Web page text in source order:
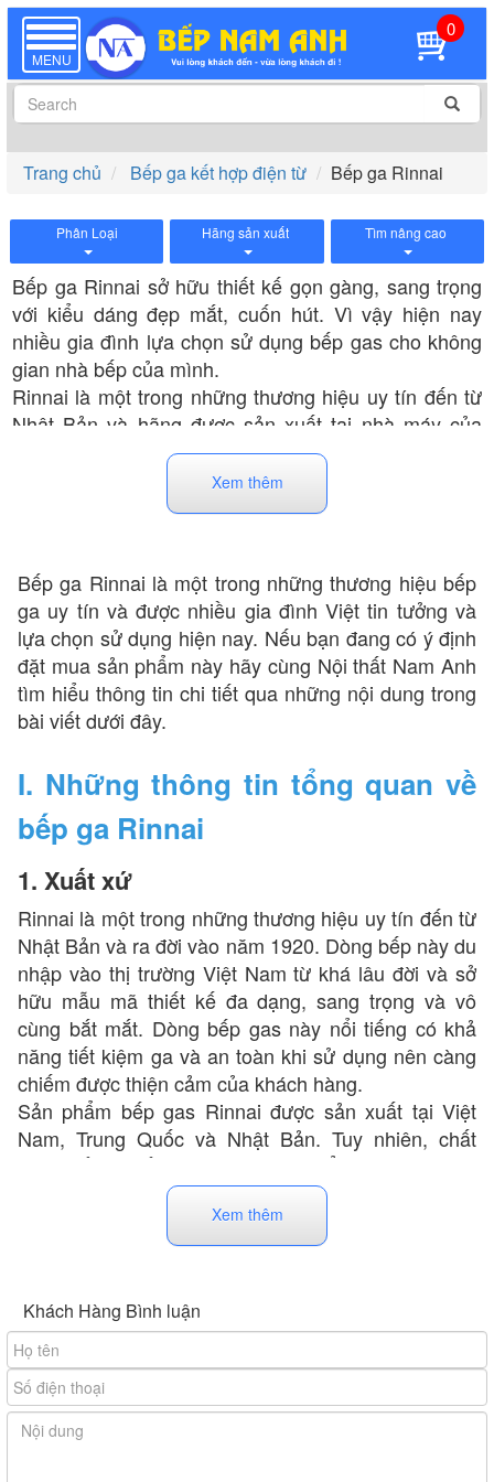
TOGGLE
NAVIGATION
MENU
0
Trang chủ Bếp ga kết hợp điện từ Bếp ga Rinnai
Phân Loại Hãng sản xuất Tìm nâng cao
Bếp ga Rinnai sở hữu thiết kế gọn gàng, sang trọng
với kiểu dáng đẹp mắt, cuốn hút. Vì vậy hiện nay
nhiều gia đình lựa chọn sử dụng bếp gas cho không
gian nhà bếp của mình.
Rinnai là một trong những thương hiệu uy tín đến từ
Nhật Bản và hãng được sản xuất tại nhà máy của
Việt Nam, Trung Quốc hoặc Nhật Bản. Sản phẩm
được kiểm định nghiêm ngặt về độ an toàn nên
khách hàng hoàn toàn có thể tin tưởng sử dụng.
Khách hàng có thể tham khảo một số model bán
chạy như:Bếp ga Rinnai Combi RVB-Combi(F)
Bếp ga Rinnai RV- 5600GLT- IT, Bếp ga Rinnai
RV-2KEGSV,...
Tùy từng sản phẩm với số lượng bếp khác nhau sẽ
có mức giá khác nhau. Vì vậy khách hàng có thể đến
sản phẩm ưng ý nhất cho mình.
Xem thêm
Bếp ga Rinnai là một trong những thương hiệu bếp
ga uy tín và được nhiều gia đình Việt tin tưởng và
lựa chọn sử dụng hiện nay. Nếu bạn đang có ý định
đặt mua sản phẩm này hãy cùng Nội thất Nam Anh
tìm hiểu thông tin chi tiết qua những nội dung trong
bài viết dưới đây.
I. Những thông tin tổng quan về
bếp ga Rinnai
1. Xuất xứ
Rinnai là một trong những thương hiệu uy tín đến từ
Nhật Bản và ra đời vào năm 1920. Dòng bếp này du
nhập vào thị trường Việt Nam từ khá lâu đời và sở
hữu mẫu mã thiết kế đa dạng, sang trọng và vô
cùng bắt mắt. Dòng bếp gas này nổi tiếng có khả
năng tiết kiệm ga và an toàn khi sử dụng nên càng
chiếm được thiện cảm của khách hàng.
Sản phẩm bếp gas Rinnai được sản xuất tại Việt
Nam, Trung Quốc và Nhật Bản. Tuy nhiên, chất
lượng đầu ra đều đạt theo tiêu chuẩn của Nhật Bản
quy định nên có mức giá khá dễ chịu.
Xem thêm
Khách Hàng Bình luận